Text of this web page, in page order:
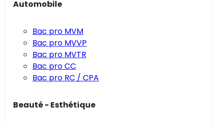
Automobile
Bac pro MVM
Bac pro MVVP
Bac pro MVTR
Bac pro CC
Bac pro RC / CPA
Beauté - Esthétique